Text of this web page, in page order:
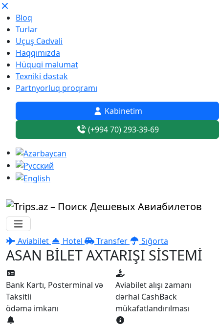
Bloq
Turlar
Uçuş Cədvəli
Haqqımızda
Hüquqi məlumat
Texniki dəstək
Partnyorluq proqramı
Kabinetim
(+994 70) 293-39-69
Aviabilet Hotel Transfer Sığorta
ASAN BİLET AXTARIŞI SİSTEMİ
Bank Kartı, Posterminal və
Taksitli
ödəmə imkanı
Aviabilet alışı zamanı
dərhal CashBack
mükafatlandırılması